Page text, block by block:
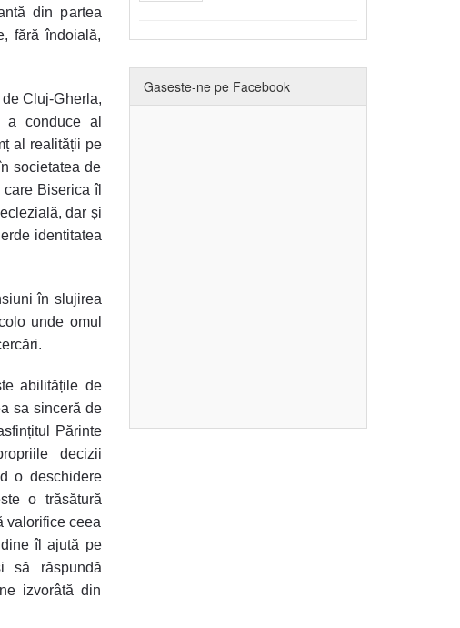
din partea
fără îndoială,
Cluj-Gherla,
conduce al
al realității pe
societatea de
Biserica îl
dar și
identitatea
în slujirea
unde omul
abilitățile de
sa sinceră de
Părinte
decizii
o deschidere
o trăsătură
valorifice ceea
îl ajută pe
să răspundă
izvorâtă din
Gaseste-ne pe Facebook